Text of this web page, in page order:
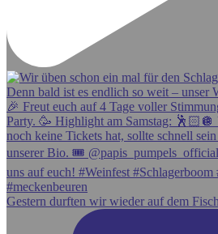
Gestern durften wir wieder auf dem